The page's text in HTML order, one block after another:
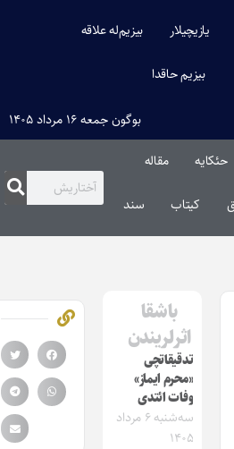
یازیچیلار بیزیم‌له علاقه
بیزیم حاقدا
بوگون جمعه ۱۶ مرداد ۱۴۰۵
حئکایه مقاله‌
کیتاب سند
باشقا
اثرلریندن
تدقیقاتچی
«محرم ایماز»
وفات ائتدی
سه‌شنبه ۶ مرداد
۱۴۰۵